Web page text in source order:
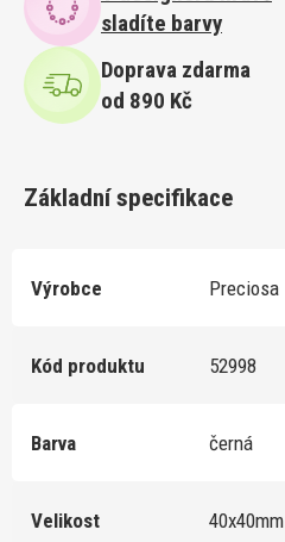
sladíte barvy
Doprava zdarma
od 890 Kč
Základní specifikace
Výrobce Preciosa
Kód produktu 52998
Barva černá
Velikost 40x40mm